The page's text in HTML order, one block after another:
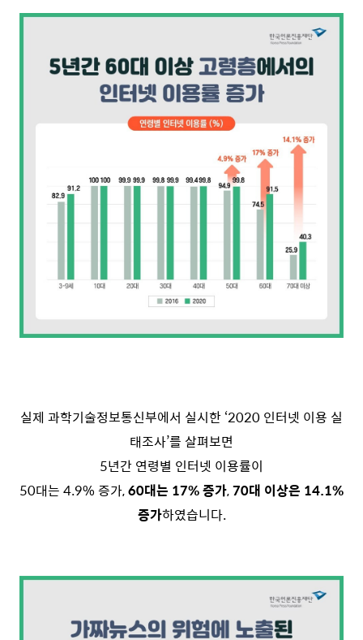
실제 과학기술정보통신부에서 실시한 ‘2020 인터넷 이용 실
태조사’를 살펴보면
5년간 연령별 인터넷 이용률이
50대는 4.9% 증가,60대는 17% 증가,70대 이상은 14.1%
증가하였습니다.